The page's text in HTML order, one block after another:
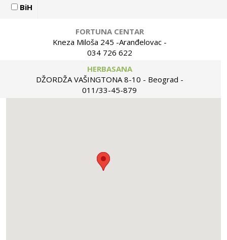
BiH
FORTUNA CENTAR
Kneza Miloša 245 -Aranđelovac -
034 726 622
HERBASANA
DŽORDŽA VAŠINGTONA 8-10 - Beograd -
011/33-45-879